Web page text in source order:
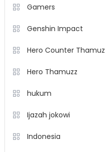
Gamers
Genshin Impact
Hero Counter Thamuz
Hero Thamuzz
hukum
Ijazah jokowi
Indonesia